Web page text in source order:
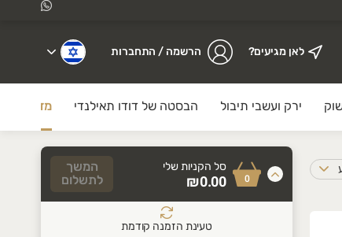
לאן מגיעים? הרשמה / התחברות
ירק ועשבי תיבול הבסטה של דודו תאילנדי מזווה
0
סל הקניות שלי
₪0.00
המשך
לתשלום
טעינת הזמנה קודמת